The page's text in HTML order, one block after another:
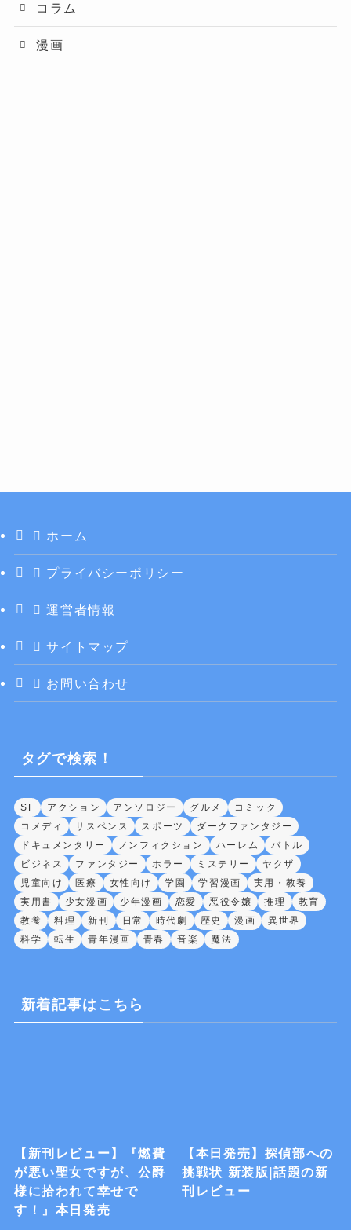
コラム
漫画
ホーム
プライバシーポリシー
運営者情報
サイトマップ
お問い合わせ
タグで検索！
SF アクション アンソロジー グルメ
コミック
コメディ
サスペンス スポーツ
ダークファンタジー
ドキュメンタリー
ノンフィクション ハーレム
バトル
ビジネス
ファンタジー ホラー ミステリー
ヤクザ
児童向け
医療 女性向け 学園 学習漫画
実用・教養
実用書
少女漫画 少年漫画 恋愛 悪役令嬢 推理
教育
教養
料理 新刊 日常 時代劇 歴史 漫画
異世界
科学
転生 青年漫画 青春 音楽 魔法
新着記事はこちら
【新刊レビュー】『燃費
が悪い聖女ですが、公爵
様に拾われて幸せで
す！』本日発売
【本日発売】探偵部への
挑戦状 新装版|話題の新
刊レビュー